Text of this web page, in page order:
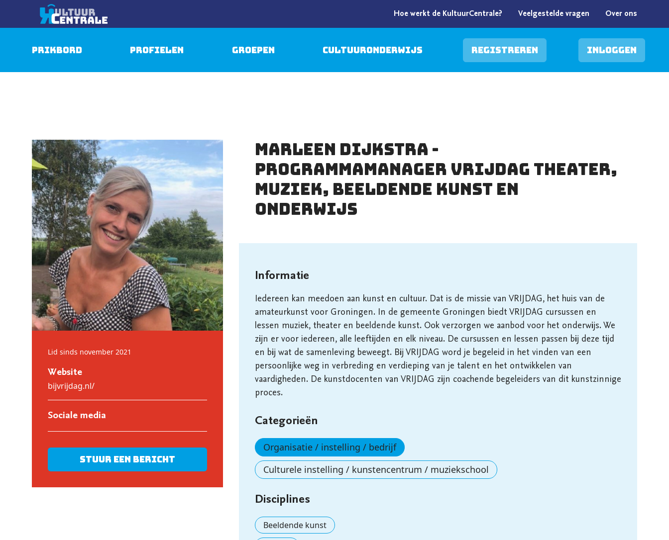
Hoe werkt de KultuurCentrale? Veelgestelde vragen Over ons
Prikbord Profielen Groepen Cultuuronderwijs Registreren Inloggen
Lid sinds november 2021
Website
bijvrijdag.nl/
Sociale media
Stuur een bericht
Marleen Dijkstra -
Programmamanager VRIJDAG theater,
muziek, beeldende kunst en
onderwijs
Informatie
Iedereen kan meedoen aan kunst en cultuur. Dat is de missie van VRIJDAG, het huis van de
amateurkunst voor Groningen. In de gemeente Groningen biedt VRIJDAG cursussen en
lessen muziek, theater en beeldende kunst. Ook verzorgen we aanbod voor het onderwijs. We
zijn er voor iedereen, alle leeftijden en elk niveau. De cursussen en lessen passen bij deze tijd
en bij wat de samenleving beweegt. Bij VRIJDAG word je begeleid in het vinden van een
persoonlijke weg in verbreding en verdieping van je talent en het ontwikkelen van
vaardigheden. De kunstdocenten van VRIJDAG zijn coachende begeleiders van dit kunstzinnige
proces.
Categorieën
Organisatie / instelling / bedrijf
Culturele instelling / kunstencentrum / muziekschool
Disciplines
Beeldende kunst